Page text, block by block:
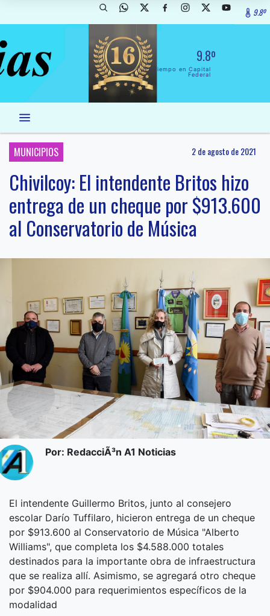
9.8º
9.8º
El Tiempo en Capital
Federal
MUNICIPIOS 2 de agosto de 2021
Chivilcoy: El intendente Britos hizo
entrega de un cheque por $913.600
al Conservatorio de Música
Por: RedacciÃ³n A1 Noticias
El intendente Guillermo Britos, junto al consejero
escolar Darío Tuffilaro, hicieron entrega de un cheque
por $913.600 al Conservatorio de Música "Alberto
Williams", que completa los $4.588.000 totales
destinados para la importante obra de infraestructura
que se realiza allí. Asimismo, se agregará otro cheque
por $904.000 para requerimientos específicos de la
modalidad